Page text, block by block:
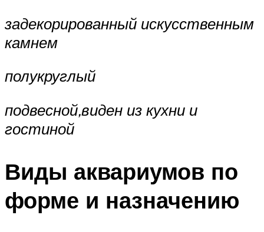
задекорированный искусственным
камнем
полукруглый
подвесной,виден из кухни и
гостиной
Виды аквариумов по
форме и назначению